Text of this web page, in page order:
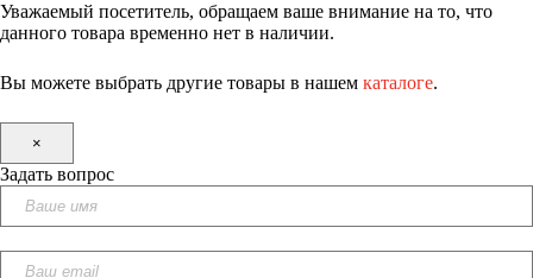
Уважаемый посетитель, обращаем ваше внимание на то, что
данного товара временно нет в наличии.
Вы можете выбрать другие товары в нашем каталоге.
×
Задать вопрос